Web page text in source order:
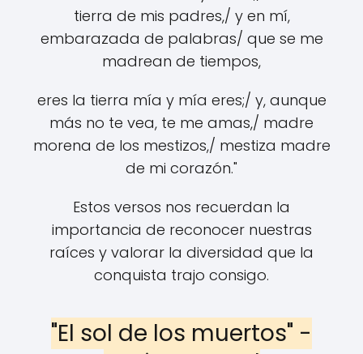
tierra de mis padres,/ y en mí,
embarazada de palabras/ que se me
madrean de tiempos,
eres la tierra mía y mía eres;/ y, aunque
más no te vea, te me amas,/ madre
morena de los mestizos,/ mestiza madre
de mi corazón."
Estos versos nos recuerdan la
importancia de reconocer nuestras
raíces y valorar la diversidad que la
conquista trajo consigo.
"El sol de los muertos" -